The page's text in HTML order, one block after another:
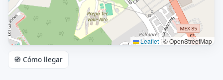
Leaflet |© OpenStreetMap
🧭 Cómo llegar